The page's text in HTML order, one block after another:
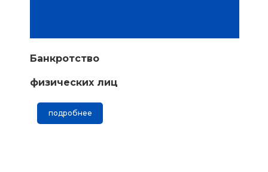
Банкротство
физических лиц
подробнее